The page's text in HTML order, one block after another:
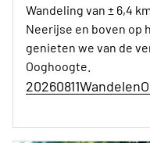
Wandeling van ± 6,4
Neerijse en boven op
genieten we van de
Ooghoogte.